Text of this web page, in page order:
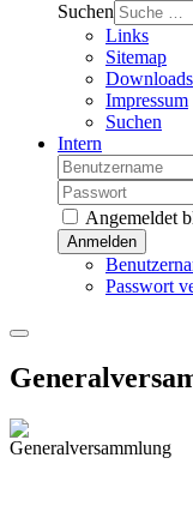
Suchen
Links
Sitemap
Downloads
Impressum
Suchen
Intern
Angemeldet
Anmelden
Passwort